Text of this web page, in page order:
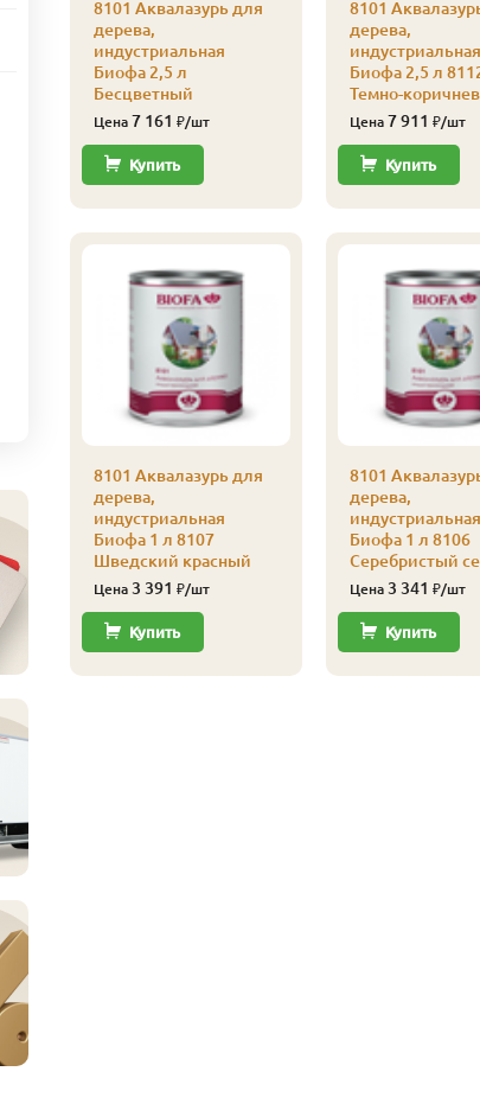
8101 Аквалазурь для
дерева,
индустриальная
Биофа 2,5 л
Бесцветный
Цена 7 161 ₽/шт
Купить
8101 Аквалазурь для
дерева,
индустриальная
Биофа 1 л 8107
Шведский красный
Цена 3 391 ₽/шт
Купить
8101
дерева,
индустриальная
Биофа 2,5 л
Темно-
Цена 7 911 ₽/шт
Купить
8101
дерева,
индустриальная
Биофа 1 л 8106
Серебристый
Цена 3 341 ₽/шт
Купить